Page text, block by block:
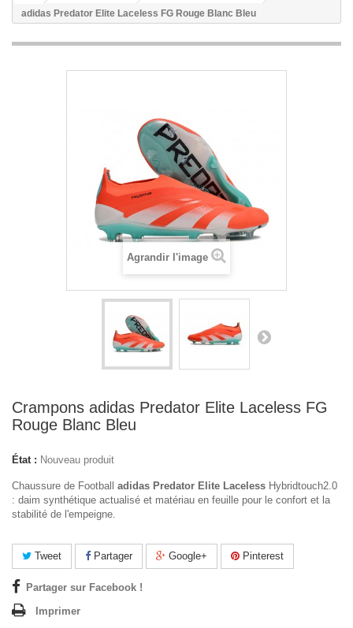
adidas Predator Elite Laceless FG Rouge Blanc Bleu
Agrandir l'image
Crampons adidas Predator Elite Laceless FG
Rouge Blanc Bleu
État : Nouveau produit
Chaussure de Football adidas Predator Elite Laceless Hybridtouch2.0
: daim synthétique actualisé et matériau en feuille pour le confort et la
stabilité de l'empeigne.
Tweet Partager Google+ Pinterest
Partager sur Facebook !
Imprimer